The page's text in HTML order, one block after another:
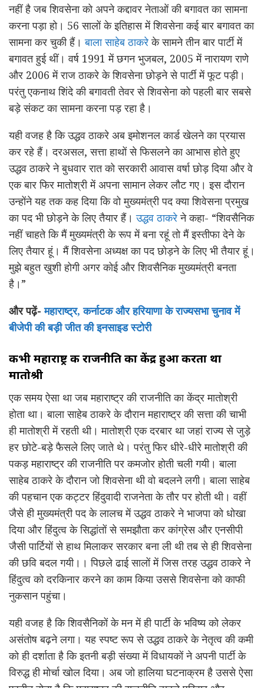
नहीं है जब शिवसेना को अपने कद्दावर नेताओं की बगावत का सामना
करना पड़ा हो। 56 सालों के इतिहास में शिवसेना कई बार बगावत का
सामना कर चुकी हैं।बाला साहेब ठाकरेके सामने तीन बार पार्टी में
बगावत हुई थीं। वर्ष 1991 में छगन भुजबल, 2005 में नारायण राणे
और 2006 में राज ठाकरे के शिवसेना छोड़ने से पार्टी में फूट पड़ी।
परंतु एकनाथ शिंदे की बगावती तेवर से शिवसेना को पहली बार सबसे
बड़े संकट का सामना करना पड़ रहा है।
यही वजह है कि उद्धव ठाकरे अब इमोशनल कार्ड खेलने का प्रयास
कर रहे हैं। दरअसल, सत्ता हाथों से फिसलने का आभास होते हुए
उद्धव ठाकरे ने बुधवार रात को सरकारी आवास वर्षा छोड़ दिया और वे
एक बार फिर मातोश्री में अपना सामान लेकर लौट गए। इस दौरान
उन्होंने यह तक कह दिया कि वो मुख्यमंत्री पद क्या शिवेसना प्रमुख
का पद भी छोड़ने के लिए तैयार हैं।उद्धव ठाकरेने कहा- “शिवसैनिक
नहीं चाहते कि मैं मुख्यमंत्री के रूप में बना रहूं तो मैं इस्तीफा देने के
लिए तैयार हूं। मैं शिवसेना अध्यक्ष का पद छोड़ने के लिए भी तैयार हूं।
मुझे बहुत खुशी होगी अगर कोई और शिवसैनिक मुख्यमंत्री बनता
है।”
और पढ़ें-महाराष्ट्र, कर्नाटक और हरियाणा के राज्यसभा चुनाव में
बीजेपी की बड़ी जीत की इनसाइड स्टोरी
कभी महाराष्ट्र की राजनीति का केंद्र हुआ करता था
मातोश्री
एक समय ऐसा था जब महाराष्ट्र की राजनीति का केंद्र मातोश्री
होता था। बाला साहेब ठाकरे के दौरान महाराष्ट्र की सत्ता की चाभी
ही मातोश्री में रहती थी। मातोश्री एक दरबार था जहां राज्य से जुड़े
हर छोटे-बड़े फैसले लिए जाते थे। परंतु फिर धीरे-धीरे मातोश्री की
पकड़ महाराष्ट्र की राजनीति पर कमजोर होती चली गयी। बाला
साहेब ठाकरे के दौरान जो शिवसेना थी वो बदलने लगी। बाला साहेब
की पहचान एक कट्टर हिंदुवादी राजनेता के तौर पर होती थी। वहीं
जैसे ही मुख्यमंत्री पद के लालच में उद्धव ठाकरे ने भाजपा को धोखा
दिया और हिंदुत्व के सिद्धांतों से समझौता कर कांग्रेस और एनसीपी
जैसी पार्टियों से हाथ मिलाकर सरकार बना ली थी तब से ही शिवसेना
की छवि बदल गयी।। पिछले ढाई सालों में जिस तरह उद्धव ठाकरे ने
हिंदुत्व को दरकिनार करने का काम किया उससे शिवसेना को काफी
नुकसान पहुंचा।
यही वजह है कि शिवसैनिकों के मन में ही पार्टी के भविष्य को लेकर
असंतोष बढ़ने लगा। यह स्पष्ट रूप से उद्धव ठाकरे के नेतृत्व की कमी
को ही दर्शाता है कि इतनी बड़ी संख्या में विधायकों ने अपनी पार्टी के
विरुद्ध ही मोर्चा खोल दिया। अब जो हालिया घटनाक्रम है उससे ऐसा